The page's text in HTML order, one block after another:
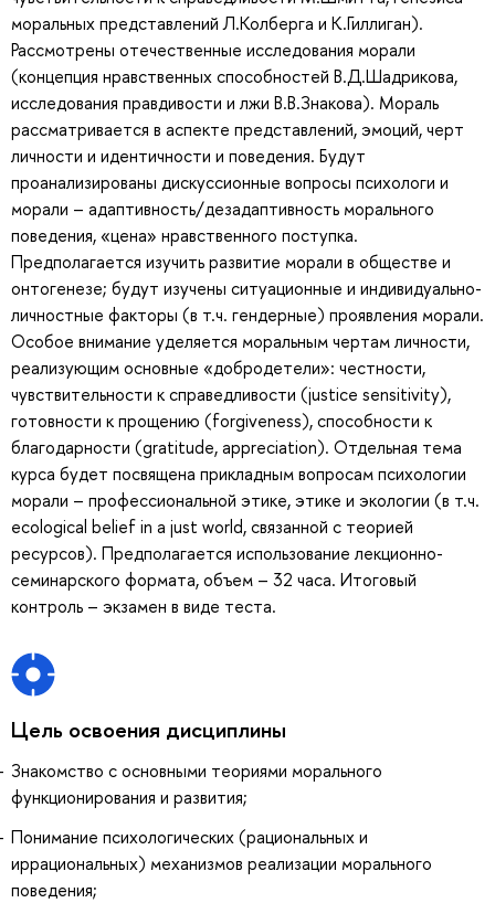
моральных представлений Л.Колберга и К.Гиллиган).
Рассмотрены отечественные исследования морали
(концепция нравственных способностей В.Д.Шадрикова,
исследования правдивости и лжи В.В.Знакова). Мораль
рассматривается в аспекте представлений, эмоций, черт
личности и идентичности и поведения. Будут
проанализированы дискуссионные вопросы психологи и
морали – адаптивность/дезадаптивность морального
поведения, «цена» нравственного поступка.
Предполагается изучить развитие морали в обществе и
онтогенезе; будут изучены ситуационные и индивидуально-
личностные факторы (в т.ч. гендерные) проявления морали.
Особое внимание уделяется моральным чертам личности,
реализующим основные «добродетели»: честности,
чувствительности к справедливости (justice sensitivity),
готовности к прощению (forgiveness), способности к
благодарности (gratitude, appreciation). Отдельная тема
курса будет посвящена прикладным вопросам психологии
морали – профессиональной этике, этике и экологии (в т.ч.
ecological belief in a just world, связанной с теорией
ресурсов). Предполагается использование лекционно-
семинарского формата, объем – 32 часа. Итоговый
контроль – экзамен в виде теста.
Цель освоения дисциплины
Знакомство с основными теориями морального
функционирования и развития;
Понимание психологических (рациональных и
иррациональных) механизмов реализации морального
поведения;